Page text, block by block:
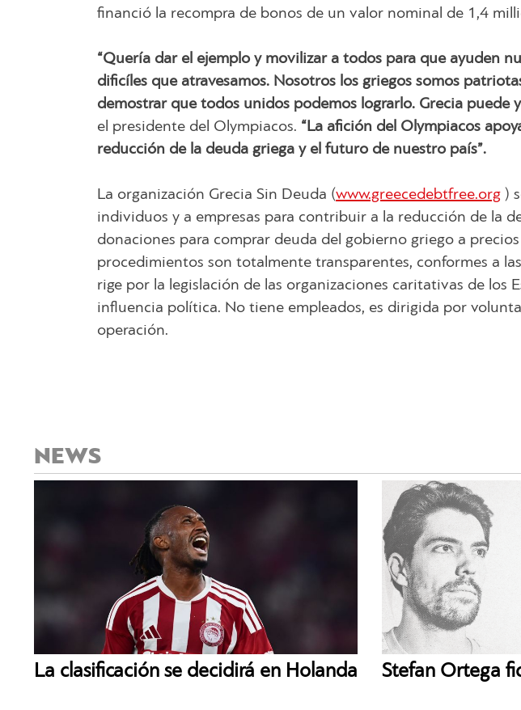
financió la recompra de bonos de un valor nominal de 1,4
“Quería dar el ejemplo y movilizar a todos para que ayuden
dificíles que atravesamos. Nosotros los griegos somos
demostrar que todos unidos podemos lograrlo. Grecia puede
el presidente del Olympiacos. “La afición del Olympiacos
reducción de la deuda griega y el futuro de nuestro país”.
La organización Grecia Sin Deuda (www.greecedebtfree.org )
individuos y a empresas para contribuir a la reducción de la
donaciones para comprar deuda del gobierno griego a
procedimientos son totalmente transparentes, conformes a
rige por la legislación de las organizaciones caritativas de los
influencia política. No tiene empleados, es dirigida por
operación.
NEWS
La clasificación se decidirá en Holanda Stefan Ortega